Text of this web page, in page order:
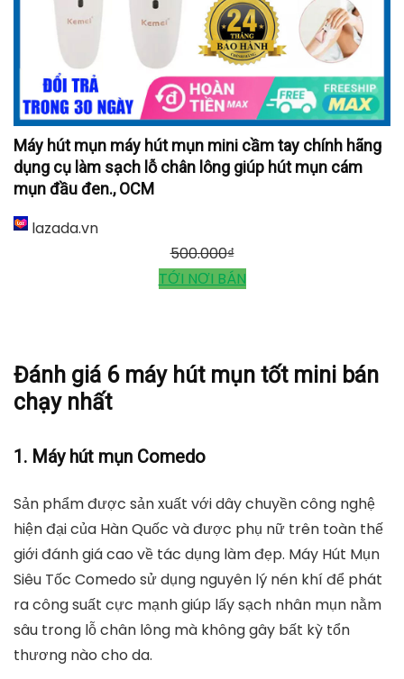
Máy hút mụn máy hút mụn mini cầm tay chính hãng
dụng cụ làm sạch lỗ chân lông giúp hút mụn cám
mụn đầu đen., OCM
lazada.vn
500.000₫
TỚI NƠI BÁN
Đánh giá 6 máy hút mụn tốt mini bán
chạy nhất
1. Máy hút mụn Comedo
Sản phẩm được sản xuất với dây chuyền công nghệ
hiện đại của Hàn Quốc và được phụ nữ trên toàn thế
giới đánh giá cao về tác dụng làm đẹp. Máy Hút Mụn
Siêu Tốc Comedo sử dụng nguyên lý nén khí để phát
ra công suất cực mạnh giúp lấy sạch nhân mụn nằm
sâu trong lỗ chân lông mà không gây bất kỳ tổn
thương nào cho da.